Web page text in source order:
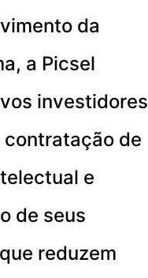
da
a Picsel
investidores
contratação de
e
de seus
reduzem